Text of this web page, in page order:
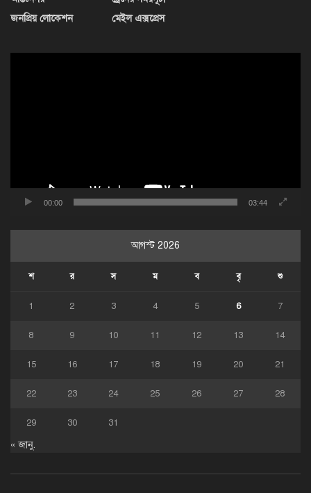
জনপ্রিয় লোকেশন
মেইল এক্সপ্রেস
00:00 03:44
আগস্ট 2026
শ র স ম ব বৃ শু
1 2 3 4 5 6 7
8 9 10 11 12 13 14
15 16 17 18 19 20 21
22 23 24 25 26 27 28
29 30 31
« জানু.